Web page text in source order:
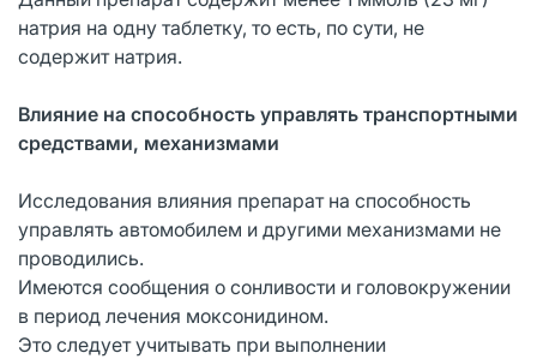
натрия на одну таблетку, то есть, по сути, не
содержит натрия.
Влияние на способность управлять транспортными
средствами, механизмами
Исследования влияния препарат на способность
управлять автомобилем и другими механизмами не
проводились.
Имеются сообщения о сонливости и головокружении
в период лечения моксонидином.
Это следует учитывать при выполнении